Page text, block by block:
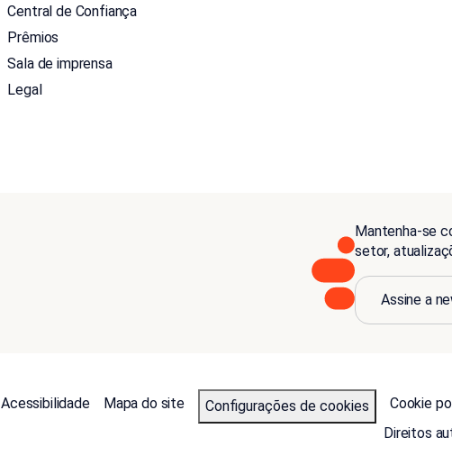
Central de Confiança
Prêmios
Sala de imprensa
Legal
Mantenha-se
setor,
Assine a
Acessibilidade Mapa do site Configurações de cookies
Cookie
Direitos